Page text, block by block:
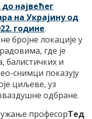
највећег
на Украјину од
године.
бројне локације у
где је
балистичких и
снимци показују
циљеве, уз
одбране.
професорТед